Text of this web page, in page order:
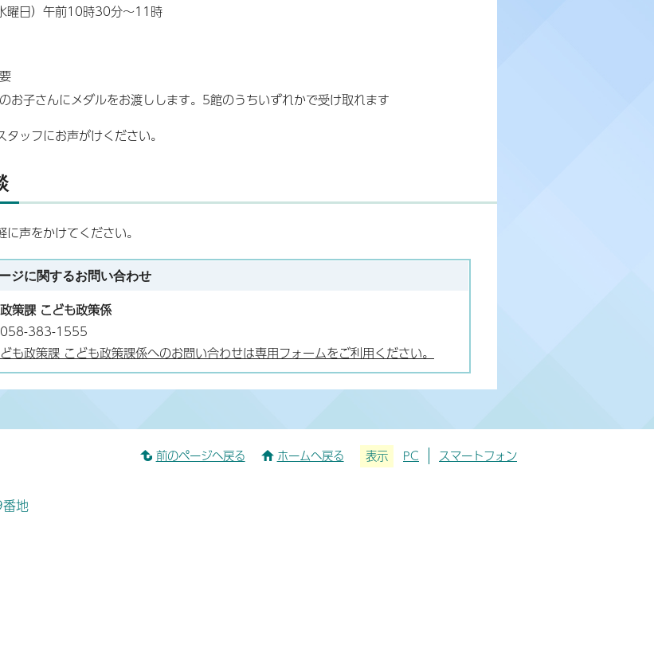
曜日）午前10時30分～11時
お子さんにメダルをお渡しします。5館のうちいずれかで受け取れます
タッフにお声がけください。
に声をかけてください。
ジに関するお問い合わせ
策課 こども政策係
058-383-1555
も政策課 こども政策課係へのお問い合わせは専用フォームをご利用ください。
前のページへ戻る ホームへ戻る 表示 PC スマートフォン
地